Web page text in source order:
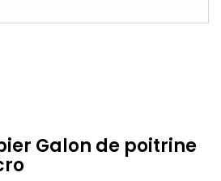
Galon de poitrine